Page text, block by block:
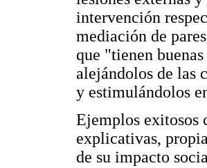
intervención
mediación de
que "tienen
alejándolos de las
y estimulándolos
Ejemplos exitosos
explicativas,
de su impacto